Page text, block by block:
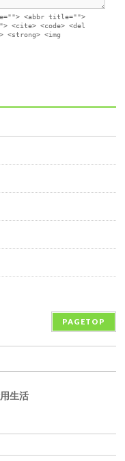
<abbr title="">
<cite> <code> <del
<strong> <img
PAGETOP
生活